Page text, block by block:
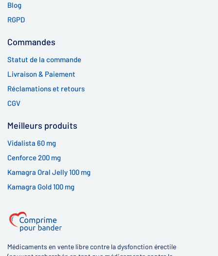
Blog
RGPD
Commandes
Statut de la commande
Livraison & Paiement
Réclamations et retours
CGV
Meilleurs produits
Vidalista 60 mg
Cenforce 200 mg
Kamagra Oral Jelly 100 mg
Kamagra Gold 100 mg
Médicaments en vente libre contre la dysfonction érectile